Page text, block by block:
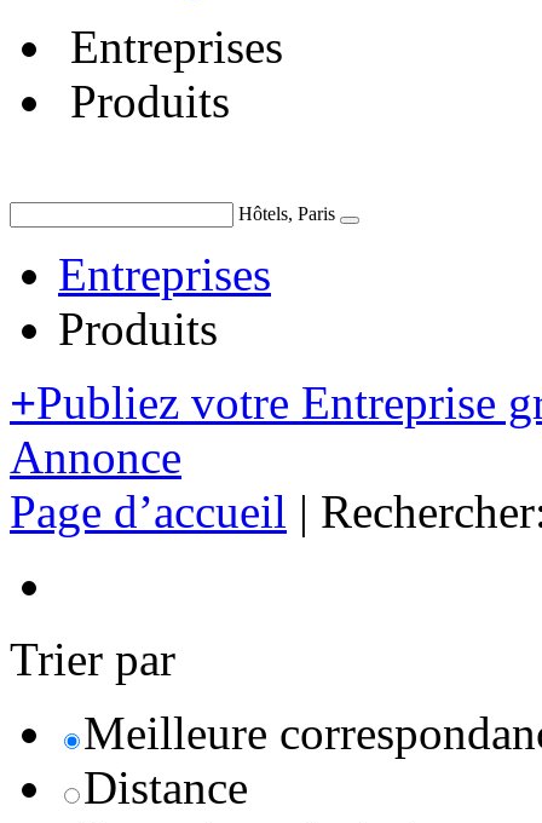
Entreprises
Produits
Hôtels, Paris
Entreprises
Produits
+Publiez votre Entreprise
Annonce
Page d’accueil |
Trier par
Meilleure
Distance